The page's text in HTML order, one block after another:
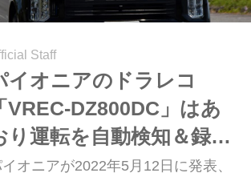
Staff
イオニアのドラレコ
VREC-DZ800DC」はあ
り運転を自動検知＆録画
る、だけじゃない安全機
オニアが2022年5月12日に発表、